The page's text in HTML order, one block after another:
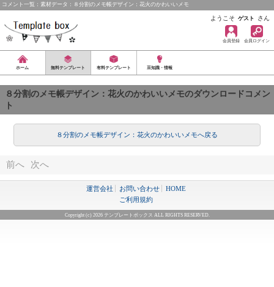
コメント一覧：素材データ：８分割のメモ帳デザイン：花火のかわいいメモ
ようこそ ゲスト さん
会員登録 会員ログイン
ホーム 無料テンプレート 有料テンプレート 豆知識・情報
８分割のメモ帳デザイン：花火のかわいいメモのダウンロードコメン
ト
８分割のメモ帳デザイン：花火のかわいいメモへ戻る
前へ 次へ
運営会社 お問い合わせ
HOME
ご利用規約
Copyright (c) 2026 テンプレートボックス ALL RIGHTS RESERVED.